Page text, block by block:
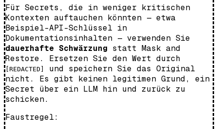
Für Secrets, die in weniger kritischen
Kontexten auftauchen könnten — etwa
Beispiel-API-Schlüssel in
Dokumentationsinhalten — verwenden Sie
dauerhafte Schwärzung statt Mask and
Restore. Ersetzen Sie den Wert durch
[REDACTED]
und speichern Sie das Original
nicht. Es gibt keinen legitimen Grund, ein
Secret über ein LLM hin und zurück zu
schicken.
Faustregel: